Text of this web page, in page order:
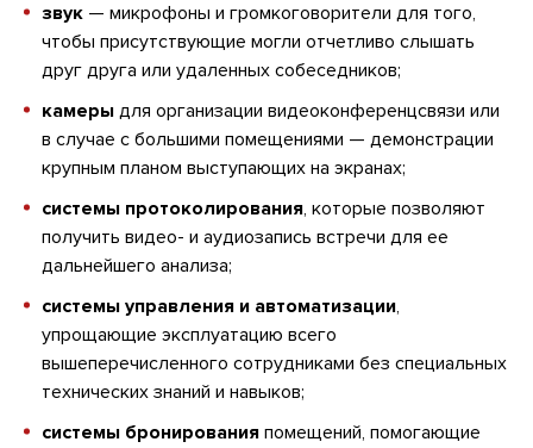
звук — микрофоны и громкоговорители для того,
чтобы присутствующие могли отчетливо слышать
друг друга или удаленных собеседников;
камеры для организации видеоконференцсвязи или
в случае с большими помещениями — демонстрации
крупным планом выступающих на экранах;
системы протоколирования, которые позволяют
получить видео- и аудиозапись встречи для ее
дальнейшего анализа;
системы управления и автоматизации,
упрощающие эксплуатацию всего
вышеперечисленного сотрудниками без специальных
технических знаний и навыков;
системы бронирования помещений, помогающие